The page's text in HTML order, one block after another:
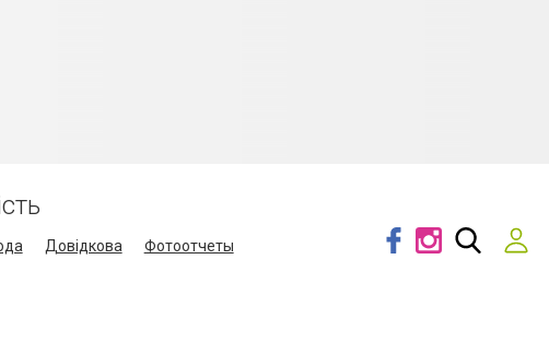
Довідкова
Фотоотчеты